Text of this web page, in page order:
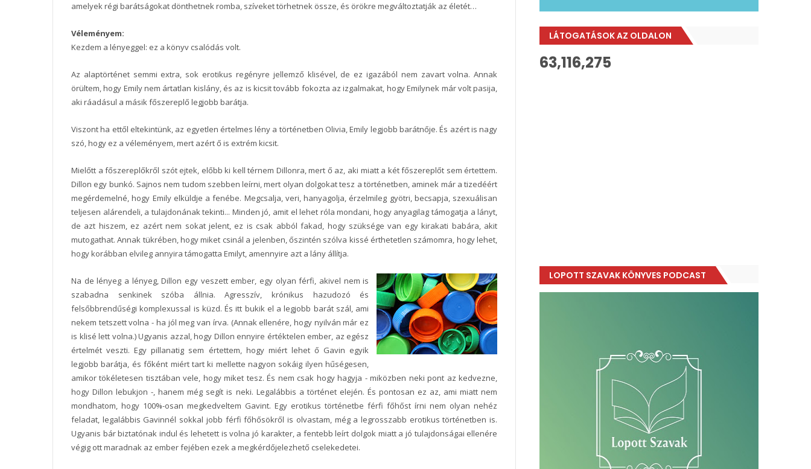
amelyek régi barátságokat dönthetnek romba, szíveket törhetnek össze, és örökre megváltoztatják az életét…
Véleményem:
Kezdem a lényeggel: ez a könyv csalódás volt.
Az alaptörténet semmi extra, sok erotikus regényre jellemző klisével, de ez igazából nem zavart volna. Annak
örültem, hogy Emily nem ártatlan kislány, és az is kicsit tovább fokozta az izgalmakat, hogy Emilynek már volt pasija,
aki ráadásul a másik főszereplő legjobb barátja.
Viszont ha ettől eltekintünk, az egyetlen értelmes lény a történetben Olivia, Emily legjobb barátnője. És azért is nagy
szó, hogy ez a véleményem, mert azért ő is extrém kicsit.
Mielőtt a főszereplőkről szót ejtek, előbb ki kell térnem Dillonra, mert ő az, aki miatt a két főszereplőt sem értettem.
Dillon egy bunkó. Sajnos nem tudom szebben leírni, mert olyan dolgokat tesz a történetben, aminek már a tizedéért
megérdemelné, hogy Emily elküldje a fenébe. Megcsalja, veri, hanyagolja, érzelmileg gyötri, becsapja, szexuálisan
teljesen alárendeli, a tulajdonának tekinti... Minden jó, amit el lehet róla mondani, hogy anyagilag támogatja a lányt,
de azt hiszem, ez azért nem sokat jelent, ez is csak abból fakad, hogy szüksége van egy kirakati babára, akit
mutogathat. Annak tükrében, hogy miket csinál a jelenben, őszintén szólva kissé érthetetlen számomra, hogy lehet,
hogy korábban elvileg annyira támogatta Emilyt, amennyire azt a lány állítja.
Na de lényeg a lényeg, Dillon egy veszett ember, egy olyan férfi, akivel nem is
szabadna senkinek szóba állnia. Agresszív, krónikus hazudozó és
felsőbbrendűségi komplexussal is küzd. És itt bukik el a legjobb barát szál, ami
nekem tetszett volna - ha jól meg van írva. (Annak ellenére, hogy nyilván már ez
is klisé lett volna.) Ugyanis azzal, hogy Dillon ennyire értéktelen ember, az egész
értelmét veszti. Egy pillanatig sem értettem, hogy miért lehet ő Gavin egyik
legjobb barátja, és főként miért tart ki mellette nagyon sokáig ilyen hűségesen,
amikor tökéletesen tisztában vele, hogy miket tesz. És nem csak hogy hagyja - miközben neki pont az kedvezne,
hogy Dillon lebukjon -, hanem még segít is neki. Legalábbis a történet elején. És pontosan ez az, ami miatt nem
mondhatom, hogy 100%-osan megkedveltem Gavint. Egy erotikus történetbe férfi főhőst írni nem olyan nehéz
feladat, legalábbis Gavinnél sokkal jobb férfi főhősökről is olvastam, még a legrosszabb erotikus történetben is.
Ugyanis bár biztatónak indul és lehetett is volna jó karakter, a fentebb leírt dolgok miatt a jó tulajdonságai ellenére
végig ott maradnak az ember fejében ezek a megkérdőjelezhető cselekedetei.
LÁTOGATÁSOK AZ OLDALON
63,116,275
LOPOTT SZAVAK KÖNYVES PODCAST